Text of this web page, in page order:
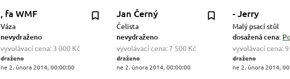
, fa WMF
Váza
nevydraženo
vyvolávací cena: 3 000 Kč
draženo
ne 2. února 2014, 00:00:00
Jan Černý
Čelista
nevydraženo
vyvolávací cena: 7 500 Kč
draženo
ne 2. února 2014, 00:00:00
- Jerry
Malý psací stůl
dosažená cena:
vyvolávací cena:
draženo
ne 2. února 2014,